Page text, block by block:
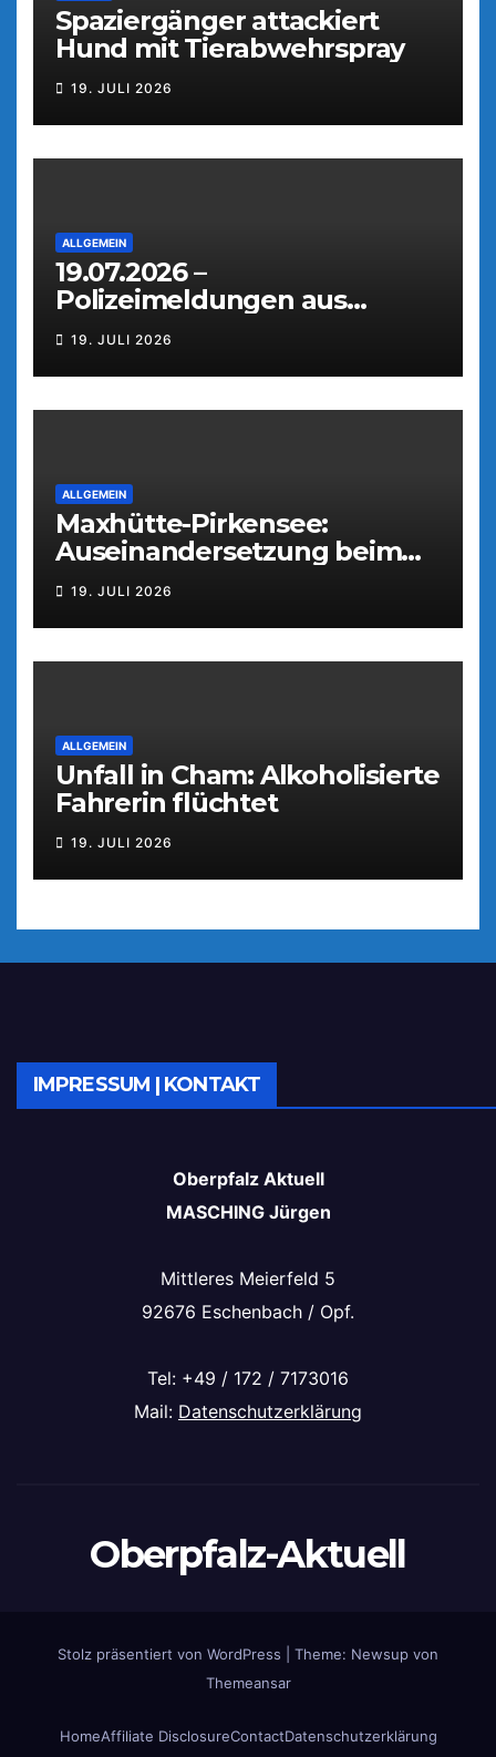
Spaziergänger attackiert
Hund mit Tierabwehrspray
19. JULI 2026
ALLGEMEIN
19.07.2026 –
Polizeimeldungen aus
Weiden
19. JULI 2026
ALLGEMEIN
Maxhütte-Pirkensee:
Auseinandersetzung beim
Parkfest
19. JULI 2026
ALLGEMEIN
Unfall in Cham: Alkoholisierte
Fahrerin flüchtet
19. JULI 2026
IMPRESSUM | KONTAKT
Oberpfalz Aktuell
MASCHING Jürgen
Mittleres Meierfeld 5
92676 Eschenbach / Opf.
Tel: +49 / 172 / 7173016
Mail: Datenschutzerklärung
Oberpfalz-Aktuell
Stolz präsentiert von WordPress
Theme: Newsup von
Themeansar
HomeAffiliate DisclosureContactDatenschutzerklärung